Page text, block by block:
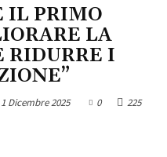
IL PRIMO
LA
RIDURRE I
1 Dicembre 2025 0 225